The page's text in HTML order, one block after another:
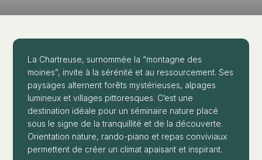
La Chartreuse, surnommée la “montagne des
moines”, invite à la sérénité et au ressourcement. Ses
paysages alternent forêts mystérieuses, alpages
lumineux et villages pittoresques. C’est une
destination idéale pour un séminaire nature placé
sous le signe de la tranquillité et de la découverte.
Orientation nature, rando-piano et repas conviviaux
permettent de créer un climat apaisant et inspirant.